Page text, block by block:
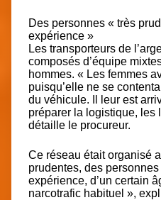
Des personnes « très
expérience »
Les transporteurs de
composés d’équipe
hommes. « Les femmes
puisqu’elle ne se
du véhicule. Il leur est
préparer la logistique, les
détaille le procureur.
Ce réseau était organisé
prudentes, des personnes
expérience, d’un certain
narcotrafic habituel »,